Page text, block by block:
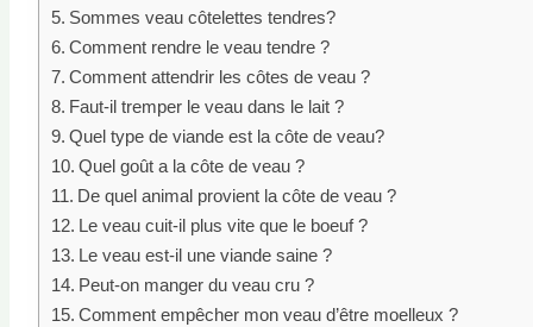
Sommes veau côtelettes tendres?
Comment rendre le veau tendre ?
Comment attendrir les côtes de veau ?
Faut-il tremper le veau dans le lait ?
Quel type de viande est la côte de veau?
Quel goût a la côte de veau ?
De quel animal provient la côte de veau ?
Le veau cuit-il plus vite que le boeuf ?
Le veau est-il une viande saine ?
Peut-on manger du veau cru ?
Comment empêcher mon veau d’être moelleux ?